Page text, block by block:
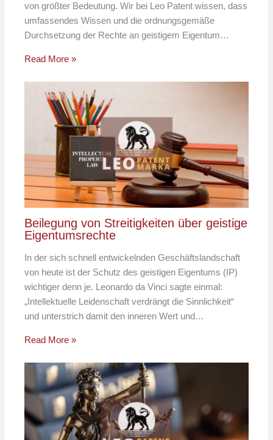
von größter Bedeutung. Wir bei Leo Patent wissen, dass
umfassendes Wissen und die ordnungsgemäße
Durchsetzung der Rechte an geistigem Eigentum…
Read More »
Beilegung von Streitigkeiten über geistige
Eigentumsrechte
In der sich schnell entwickelnden Geschäftslandschaft
von heute ist der Schutz des geistigen Eigentums (IP)
wichtiger denn je. Leonardo da Vinci sagte einmal:
„Intellektuelle Leidenschaft verdrängt die Sinnlichkeit“
und unterstrich damit den inneren Wert und…
Read More »